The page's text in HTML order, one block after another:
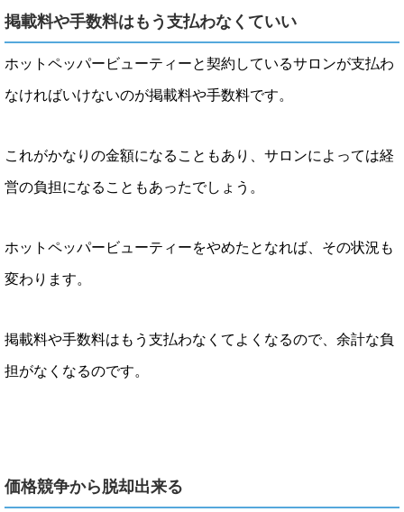
掲載料や手数料はもう支払わなくていい
ホットペッパービューティーと契約しているサロンが支払わ
なければいけないのが掲載料や手数料です。
これがかなりの金額になることもあり、サロンによっては経
営の負担になることもあったでしょう。
ホットペッパービューティーをやめたとなれば、その状況も
変わります。
掲載料や手数料はもう支払わなくてよくなるので、余計な負
担がなくなるのです。
価格競争から脱却出来る